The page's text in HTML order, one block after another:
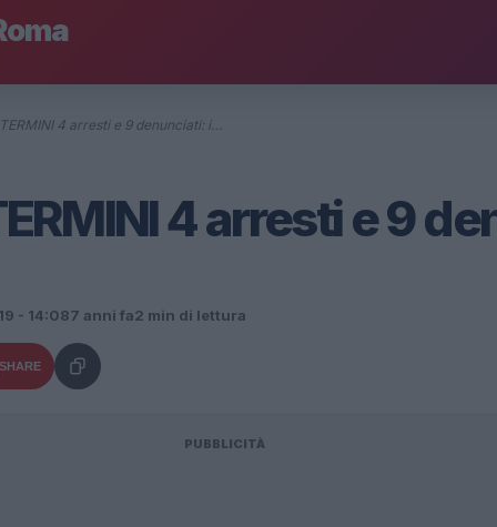
4 arresti e 9 denunciati: i…
4 arresti e 9
- 14:087 anni fa2 min di lettura
SHARE
PUBBLICITÀ